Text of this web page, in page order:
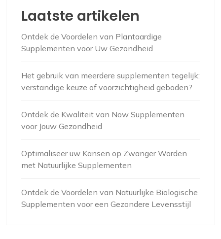
Laatste artikelen
Ontdek de Voordelen van Plantaardige
Supplementen voor Uw Gezondheid
Het gebruik van meerdere supplementen tegelijk:
verstandige keuze of voorzichtigheid geboden?
Ontdek de Kwaliteit van Now Supplementen
voor Jouw Gezondheid
Optimaliseer uw Kansen op Zwanger Worden
met Natuurlijke Supplementen
Ontdek de Voordelen van Natuurlijke Biologische
Supplementen voor een Gezondere Levensstijl